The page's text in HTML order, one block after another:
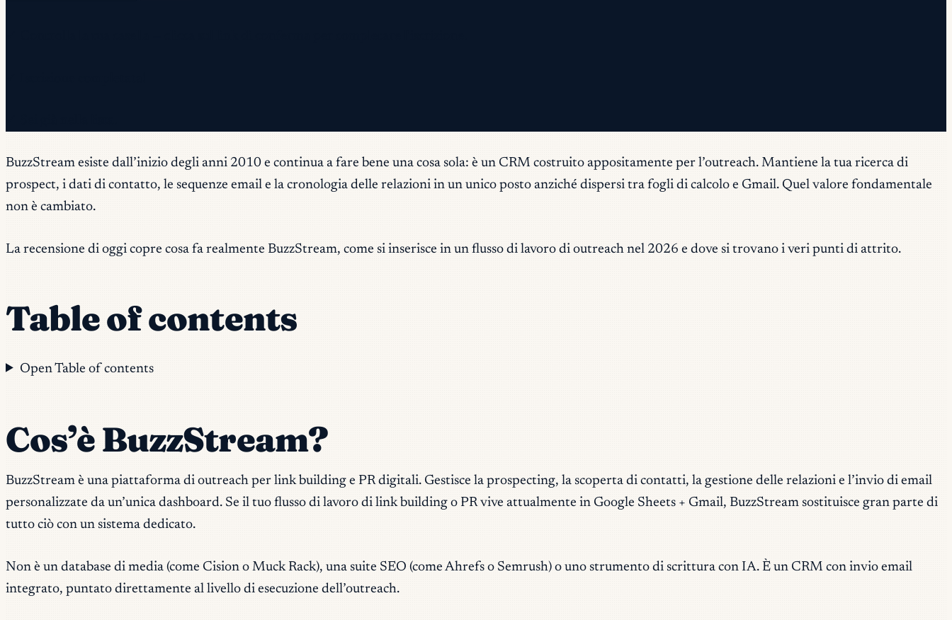
BuzzStream esiste dall’inizio degli anni 2010 e continua a fare bene una cosa sola: è un CRM costruito appositamente per l’outreach. Mantiene la tua ricerca di
prospect, i dati di contatto, le sequenze email e la cronologia delle relazioni in un unico posto anziché dispersi tra fogli di calcolo e Gmail. Quel valore fondamentale
non è cambiato.
La recensione di oggi copre cosa fa realmente BuzzStream, come si inserisce in un flusso di lavoro di outreach nel 2026 e dove si trovano i veri punti di attrito.
Table of contents
Open Table of contents
Cos’è BuzzStream?
BuzzStream è una piattaforma di outreach per link building e PR digitali. Gestisce la prospecting, la scoperta di contatti, la gestione delle relazioni e l’invio di email
personalizzate da un’unica dashboard. Se il tuo flusso di lavoro di link building o PR vive attualmente in Google Sheets + Gmail, BuzzStream sostituisce gran parte di
tutto ciò con un sistema dedicato.
Non è un database di media (come Cision o Muck Rack), una suite SEO (come Ahrefs o Semrush) o uno strumento di scrittura con IA. È un CRM con invio email
integrato, puntato direttamente al livello di esecuzione dell’outreach.